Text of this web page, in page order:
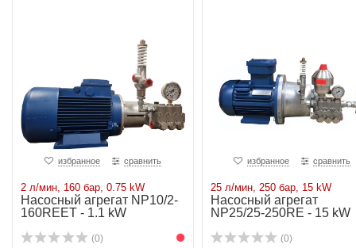
избранное сравнить
2 л/мин, 160 бар, 0.75 kW
Насосный агрегат NP10/2-
160REET - 1.1 kW
(0)
избранное сравнить
25 л/мин, 250 бар, 15 kW
Насосный агрегат
NP25/25-250RE - 15 kW
(0)